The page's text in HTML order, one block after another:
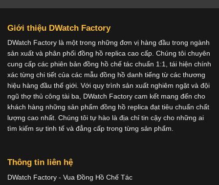
Giới thiệu DWatch Factory
DWatch Factory là một trong những đơn vị hàng đầu trong ngành
sản xuất và phân phối đồng hồ replica cao cấp. Chúng tôi chuyên
cung cấp các phiên bản đồng hồ chế tác chuẩn 1:1, tái hiện chính
xác từng chi tiết của các mẫu đồng hồ danh tiếng từ các thương
hiệu hàng đầu thế giới. Với quy trình sản xuất nghiêm ngặt và đội
ngũ thợ thủ công tài ba, DWatch Factory cam kết mang đến cho
khách hàng những sản phẩm đồng hồ replica đạt tiêu chuẩn chất
lượng cao nhất. Chúng tôi tự hào là địa chỉ tin cậy cho những ai
tìm kiếm sự tinh tế và đẳng cấp trong từng sản phẩm.
Thông tin liên hệ
DWatch Factory - Vua Đồng Hồ Chế Tác